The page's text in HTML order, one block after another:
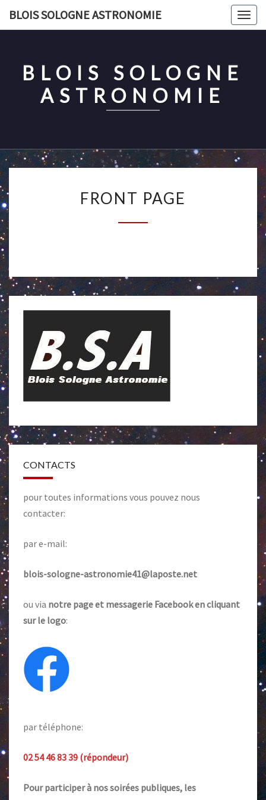
BLOIS SOLOGNE ASTRONOMIE
BLOIS SOLOGNE
ASTRONOMIE
PAGE
FRONT PAGE
CONTACTS
pour toutes informations vous pouvez nous
contacter:
par e-mail:
blois-sologne-astronomie41@laposte.net
ou via notre page et messagerie Facebook en cliquant
sur le logo:
par téléphone:
02 54 46 83 39 (répondeur)
Pour participer à nos soirées publiques, les